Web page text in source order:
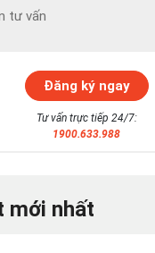
mới nhất
Tư vấn trực tiếp 24/7:
1900.633.988